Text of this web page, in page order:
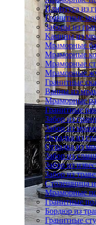
Плинтуса из
Гранитные
Заборы из
Камины из
Мраморные
Мраморные
Мраморные
Мраморные
Гранитные
Ванны из
Мраморные
Гранитные
Забор из
Забор из
Оградка из
Оградка из
Забор из
Забор из
Забор из
Столешница
Мраморные
Гранитные
Бордюр из
Гранитные